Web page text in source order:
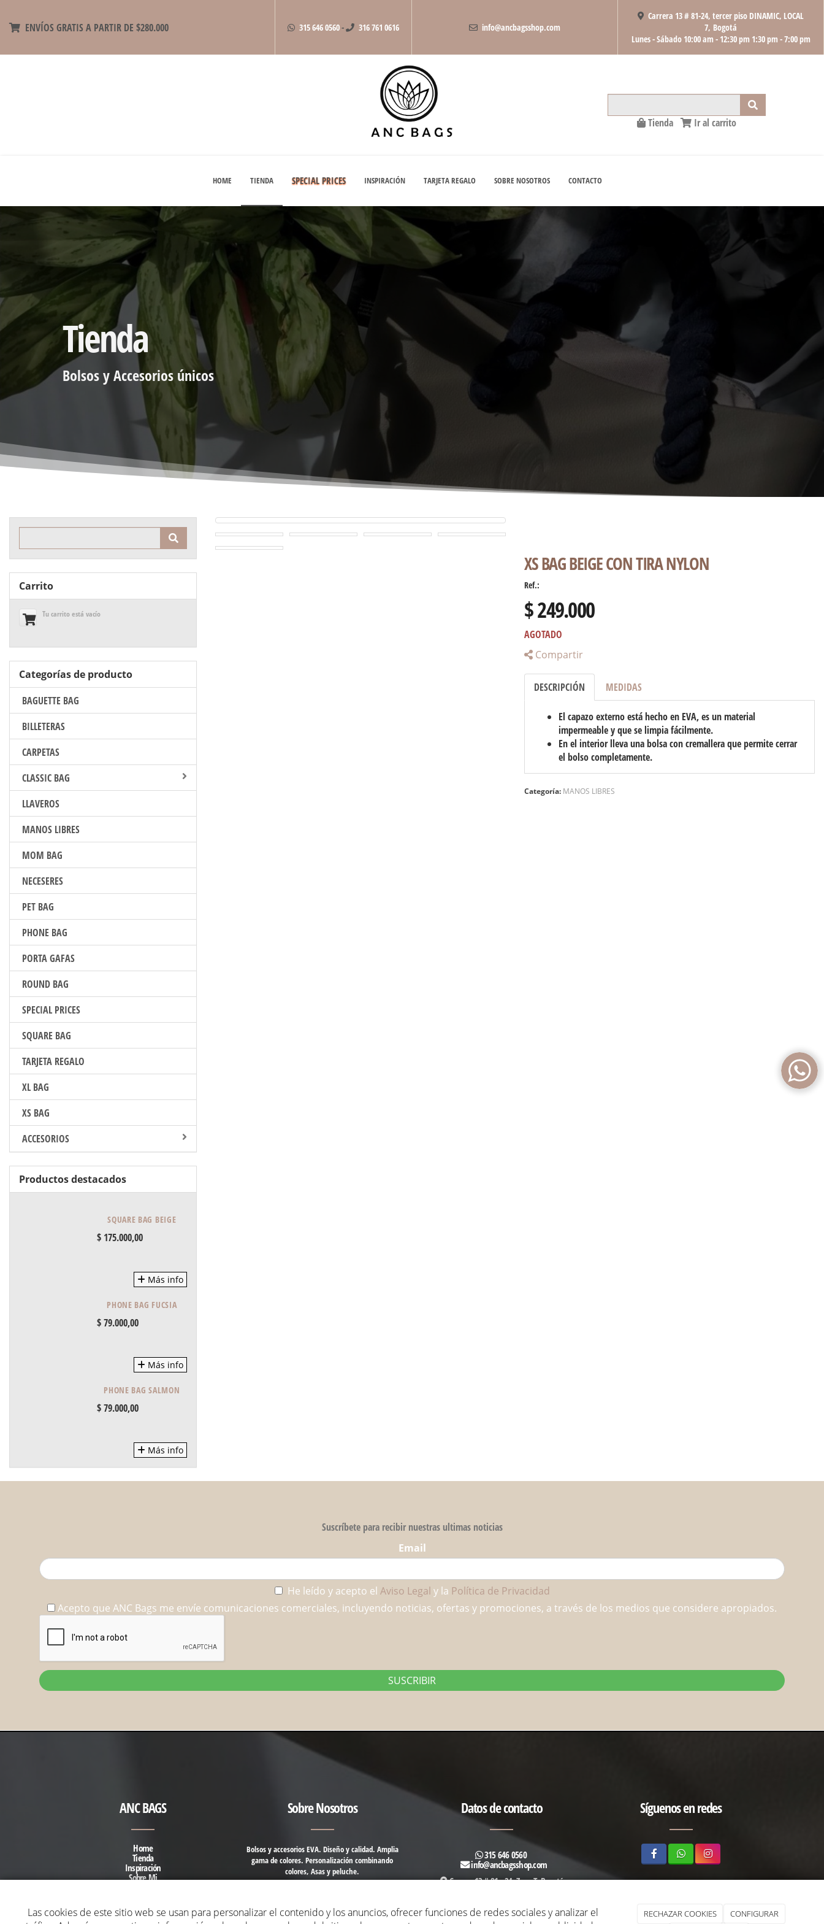
ENVÍOS GRATIS A PARTIR DE $280.000 315 646 0560- 316 761 0616 info@ancbagsshop.com
Carrera 13 # 81-24, tercer piso DINAMIC, LOCAL
7, Bogotá
Lunes - Sábado 10:00 am - 12:30 pm 1:30 pm - 7:00 pm
Tienda
Ir al carrito
HOME TIENDA SPECIAL PRICES INSPIRACIÓN TARJETA REGALO SOBRE NOSOTROS CONTACTO
Tienda
Bolsos y Accesorios únicos
Carrito
Tu carrito está vacío
Categorías de producto
BAGUETTE BAG
BILLETERAS
CARPETAS
CLASSIC BAG
LLAVEROS
MANOS LIBRES
MOM BAG
NECESERES
PET BAG
PHONE BAG
PORTA GAFAS
ROUND BAG
SPECIAL PRICES
SQUARE BAG
TARJETA REGALO
XL BAG
XS BAG
ACCESORIOS
Productos destacados
SQUARE BAG BEIGE
$ 175.000,00
Más info
PHONE BAG FUCSIA
$ 79.000,00
Más info
PHONE BAG SALMON
$ 79.000,00
Más info
XS BAG BEIGE CON TIRA NYLON
Ref.:
$ 249.000
AGOTADO
Compartir
DESCRIPCIÓN MEDIDAS
El capazo externo está hecho en EVA, es un material
impermeable y que se limpia fácilmente.
En el interior lleva una bolsa con cremallera que permite cerrar
el bolso completamente.
Categoría: MANOS LIBRES
Suscríbete para recibir nuestras ultimas noticias
Email
He leído y acepto el Aviso Legal y la Política de Privacidad
Acepto que ANC Bags me envíe comunicaciones comerciales, incluyendo noticias, ofertas y promociones, a través de los medios que considere apropiados.
ANC BAGS
Home
Tienda
Inspiración
Sobre Mi
Sobre Nosotros
Bolsos y accesorios EVA. Diseño y calidad. Amplia
gama de colores. Personalización combinando
colores, Asas y peluche.
Datos de contacto
315 646 0560
info@ancbagsshop.com
Carrera 13 # 81 - 24, Zona T,Bogotá
Síguenos en redes
Las cookies de este sitio web se usan para personalizar el contenido y los anuncios, ofrecer funciones de redes sociales y analizar el
RECHAZAR COOKIES CONFIGURAR